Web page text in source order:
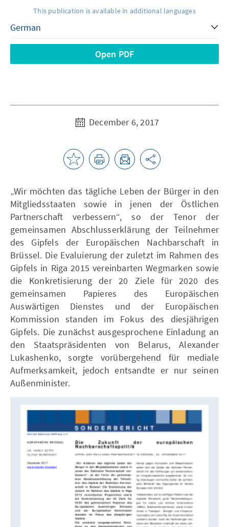
This publication is available in additional languages
Open PDF
December 6, 2017
„Wir möchten das tägliche Leben der Bürger in den
Mitgliedsstaaten sowie in jenen der Östlichen
Partnerschaft verbessern“, so der Tenor der
gemeinsamen Abschlusserklärung der Teilnehmer
des Gipfels der Europäischen Nachbarschaft in
Brüssel. Die Evaluierung der zuletzt im Rahmen des
Gipfels in Riga 2015 vereinbarten Wegmarken sowie
die Konkretisierung der 20 Ziele für 2020 des
gemeinsamen Papieres des Europäischen
Auswärtigen Dienstes und der Europäischen
Kommission standen im Fokus des diesjährigen
Gipfels. Die zunächst ausgesprochene Einladung an
den Staatspräsidenten von Belarus, Alexander
Lukashenko, sorgte vorübergehend für mediale
Aufmerksamkeit, jedoch entsandte er nur seinen
Außenminister.